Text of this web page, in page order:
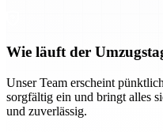
Wie läuft der
Unser Team erscheint
sorgfältig ein und bringt alles
und zuverlässig.